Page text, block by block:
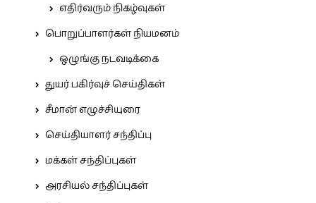
எதிர்வரும் நிகழ்வுகள்
பொறுப்பாளர்கள் நியமனம்
ஒழுங்கு நடவடிக்கை
துயர் பகிர்வுச் செய்திகள்
சீமான் எழுச்சியுரை
செய்தியாளர் சந்திப்பு
மக்கள் சந்திப்புகள்
அரசியல் சந்திப்புகள்